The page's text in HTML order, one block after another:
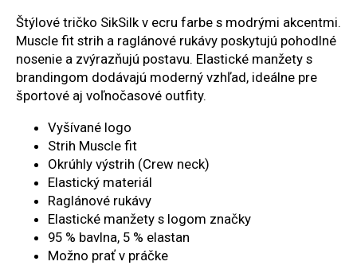
Štýlové tričko SikSilk v ecru farbe s modrými akcentmi.
Muscle fit strih a raglánové rukávy poskytujú pohodlné
nosenie a zvýrazňujú postavu. Elastické manžety s
brandingom dodávajú moderný vzhľad, ideálne pre
športové aj voľnočasové outfity.
Vyšívané logo
Strih Muscle fit
Okrúhly výstrih (Crew neck)
Elastický materiál
Raglánové rukávy
Elastické manžety s logom značky
95 % bavlna, 5 % elastan
Možno prať v práčke
a
m
e